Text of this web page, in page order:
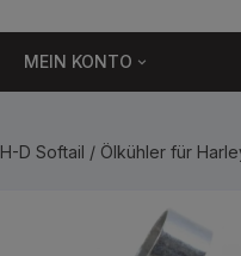
MEIN KONTO
H-D Softail / Ölkühler für